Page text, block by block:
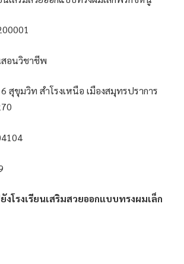
สอนวิชาชีพ
สุขุมวิท สำโรงเหนือ เมืองสมุทรปราการ
โรงเรียนเสริมสวยออกแบบทรงผมเล็ก